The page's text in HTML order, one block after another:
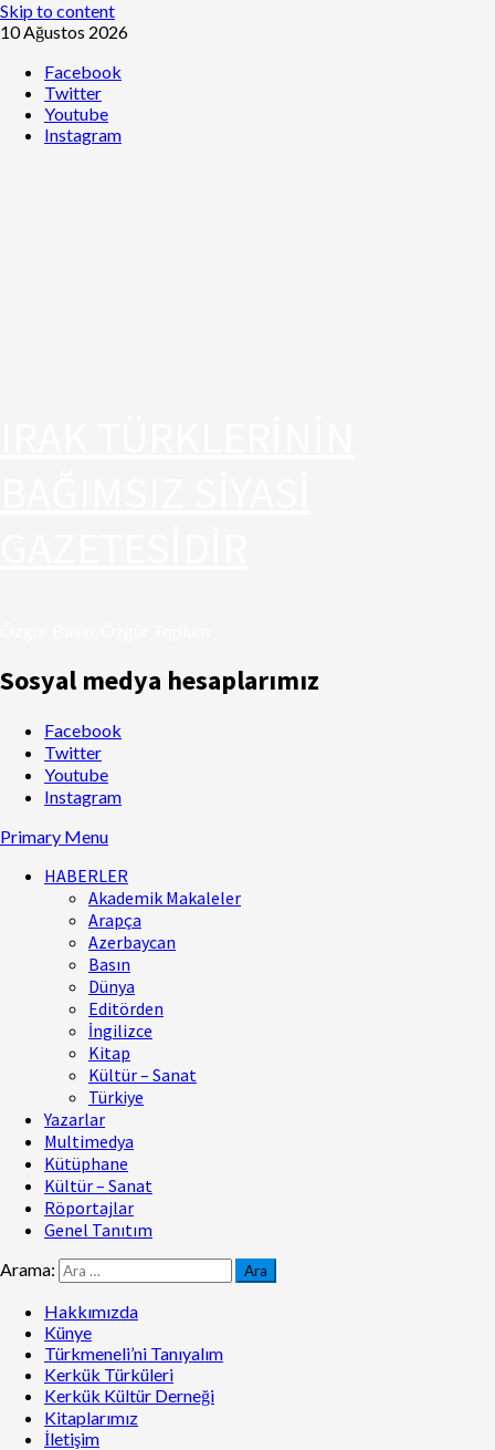
Skip to content
10 Ağustos 2026
Facebook
Twitter
Youtube
Instagram
Sosyal medya hesaplarımız
Facebook
Twitter
Youtube
Instagram
Primary Menu
HABERLER
Akademik Makaleler
Arapça
Azerbaycan
Basın
Dünya
Editörden
İngilizce
Kitap
Kültür – Sanat
Türkiye
Yazarlar
Multimedya
Kütüphane
Kültür – Sanat
Röportajlar
Genel Tanıtım
Arama:
Hakkımızda
Künye
Türkmeneli’ni Tanıyalım
Kerkük Türküleri
Kerkük Kültür Derneği
Kitaplarımız
İletişim